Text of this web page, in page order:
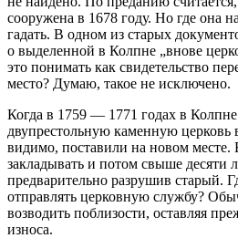
сооружена в 1678 году. Но где она
гадать. В одном из старых
о выделенной в Колпне „внове
это понимать как свидетельство
место? Думаю, такое не исключено.
Когда в 1759 — 1771 годах в
двупрестольную каменную церковь
видимо, поставили на новом
закладывать и потом свыше десяти
предварительно разрушив старый.
отправлять церковную службу?
возводить поблизости, оставляя
износа.